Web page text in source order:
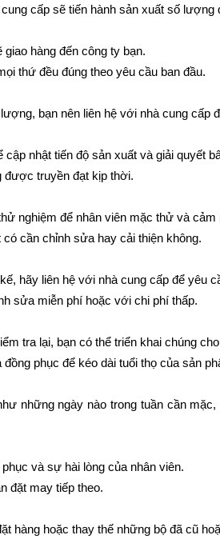
cấp sẽ tiến hành sản xuất số lượng
hàng đến công ty bạn.
thứ đều đúng theo yêu cầu ban đầu.
bạn nên liên hệ với nhà cung cấp
nhật tiến độ sản xuất và giải quyết
được truyền đạt kịp thời.
nghiệm để nhân viên mặc thử và cảm
cần chỉnh sửa hay cải thiện không.
hãy liên hệ với nhà cung cấp để yêu
sửa miễn phí hoặc với chi phí thấp.
tra lại, bạn có thể triển khai chúng
phục để kéo dài tuổi thọ của sản
những ngày nào trong tuần cần
và sự hài lòng của nhân viên.
đặt may tiếp theo.
hàng hoặc thay thế những bộ đã cũ